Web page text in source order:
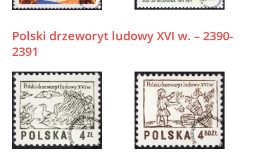
Polski drzeworyt ludowy XVI w. – 2390-
2391